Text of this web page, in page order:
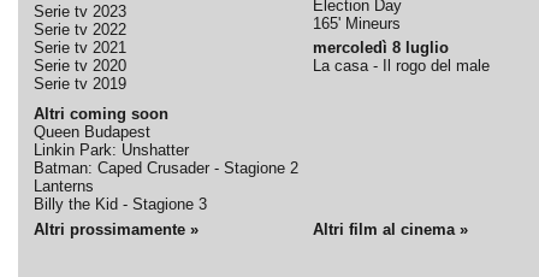
Serie tv 2023
Serie tv 2022
Serie tv 2021
Serie tv 2020
Serie tv 2019
Altri coming soon
Queen Budapest
Linkin Park: Unshatter
Batman: Caped Crusader - Stagione 2
Lanterns
Billy the Kid - Stagione 3
Election Day
165' Mineurs
mercoledì 8 luglio
La casa - Il rogo del male
Altri prossimamente » Altri film al cinema »